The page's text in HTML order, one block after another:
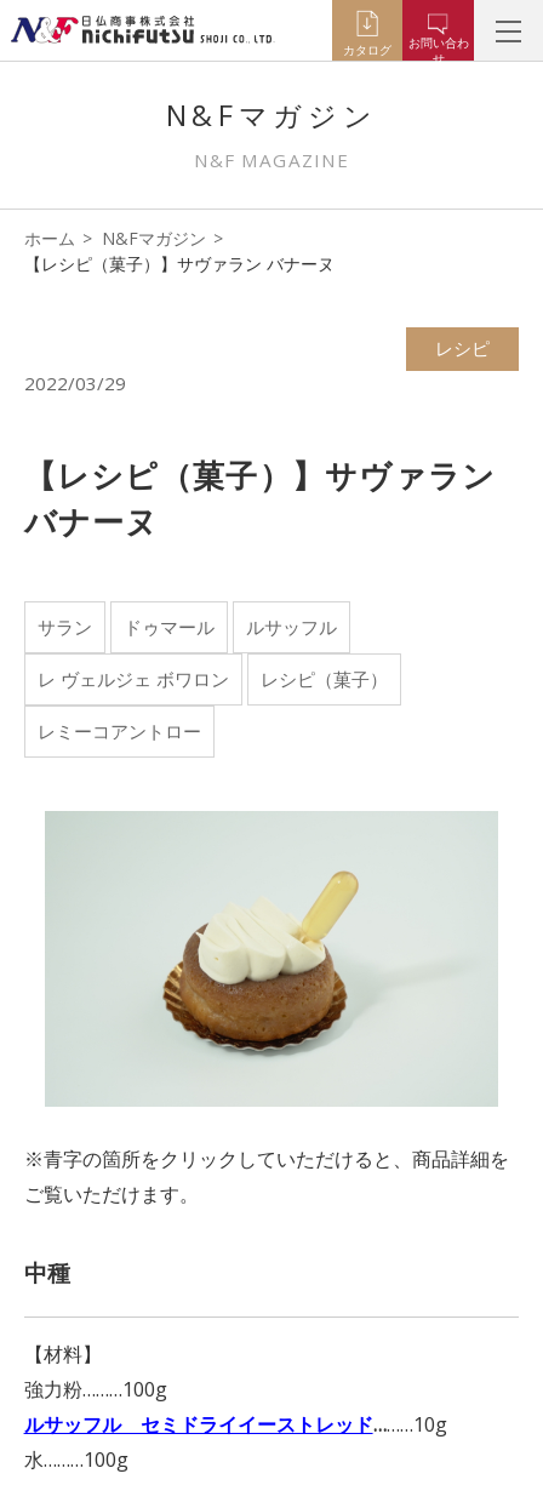
カタログ
お問い合わ
せ
N&Fマガジン
N&F MAGAZINE
ホーム
N&Fマガジン
【レシピ（菓子）】サヴァラン バナーヌ
レシピ
2022/03/29
【レシピ（菓子）】サヴァラン
バナーヌ
サラン ドゥマール ルサッフル
レ ヴェルジェ ボワロン レシピ（菓子）
レミーコアントロー
※青字の箇所をクリックしていただけると、商品詳細を
ご覧いただけます。
中種
【材料】
強力粉………100g
ルサッフル セミドライイーストレッド………10g
水………100g